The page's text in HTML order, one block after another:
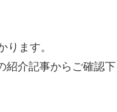
ります。
紹介記事からご確認下